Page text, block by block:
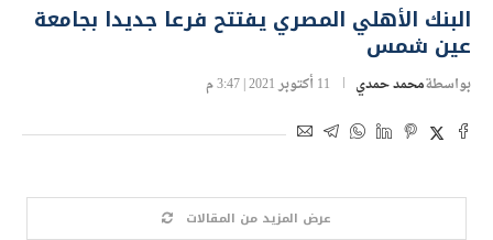
البنك الأهلي المصري يفتتح فرعا جديدا بجامعة
عين شمس
بواسطةمحمد حمدي 11 أكتوبر 2021 | 3:47 م
عرض المزيد من المقالات